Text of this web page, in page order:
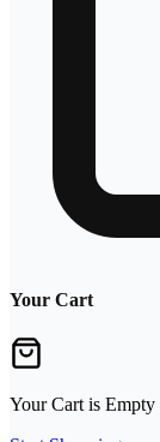
Your Cart
Your Cart is Empty